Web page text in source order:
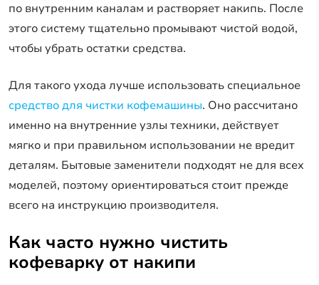
по внутренним каналам и растворяет накипь. После
этого систему тщательно промывают чистой водой,
чтобы убрать остатки средства.
Для такого ухода лучше использовать специальное
средство для чистки кофемашины. Оно рассчитано
именно на внутренние узлы техники, действует
мягко и при правильном использовании не вредит
деталям. Бытовые заменители подходят не для всех
моделей, поэтому ориентироваться стоит прежде
всего на инструкцию производителя.
Как часто нужно чистить
кофеварку от накипи